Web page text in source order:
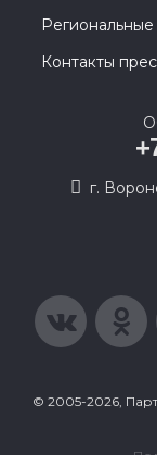
Контакты
г.
© 2005-2026,